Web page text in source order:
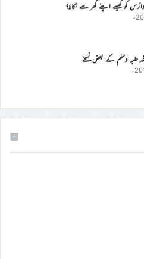
کو کیسے اپنے گھر سے نکالا؟
علیہ وسلم کے بعض نسخے